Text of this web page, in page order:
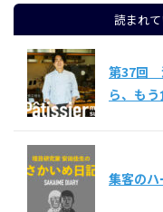
読まれて
第37回
ら、も
集客の